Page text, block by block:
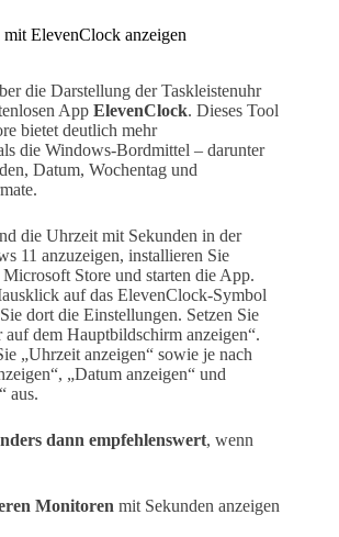
ElevenClock anzeigen
die Darstellung der Taskleistenuhr
App ElevenClock. Dieses Tool
bietet deutlich mehr
die Windows-Bordmittel – darunter
Datum, Wochentag und
die Uhrzeit mit Sekunden in der
11 anzuzeigen, installieren Sie
Store und starten die App.
auf das ElevenClock-Symbol
dort die Einstellungen. Setzen Sie
dem Hauptbildschirm anzeigen“.
„Uhrzeit anzeigen“ sowie je nach
„Datum anzeigen“ und
aus.
dann empfehlenswert, wenn
Monitoren mit Sekunden anzeigen